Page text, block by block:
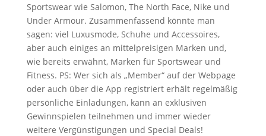
Sportswear wie Salomon, The North Face, Nike und
Under Armour. Zusammenfassend könnte man
sagen: viel Luxusmode, Schuhe und Accessoires,
aber auch einiges an mittelpreisigen Marken und,
wie bereits erwähnt, Marken für Sportswear und
Fitness. PS: Wer sich als „Member“ auf der Webpage
oder auch über die App registriert erhält regelmäßig
persönliche Einladungen, kann an exklusiven
Gewinnspielen teilnehmen und immer wieder
weitere Vergünstigungen und Special Deals!